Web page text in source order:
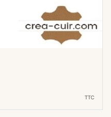
à leurs pièces.
le cuir offre une
à chaque
TTC